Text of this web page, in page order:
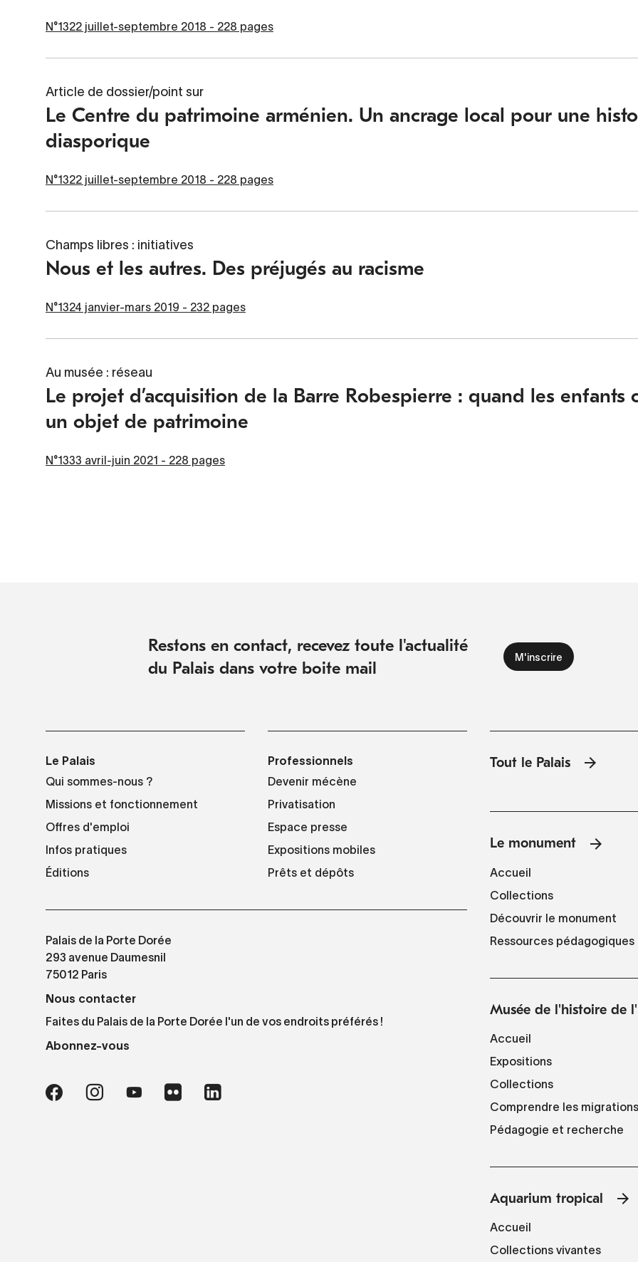
N°1322 juillet-septembre 2018 - 228 pages
Article de dossier/point sur
Le Centre du patrimoine arménien. Un ancrage local pour une
diasporique
N°1322 juillet-septembre 2018 - 228 pages
Champs libres : initiatives
Nous et les autres. Des préjugés au racisme
N°1324 janvier-mars 2019 - 232 pages
Au musée : réseau
Le projet d’acquisition de la Barre Robespierre : quand les enfants
un objet de patrimoine
N°1333 avril-juin 2021 - 228 pages
Restons en contact, recevez toute l'actualité
du Palais dans votre boite mail
Le Palais
Qui sommes-nous ?
Missions et fonctionnement
Offres d'emploi
Infos pratiques
Éditions
Professionnels
Devenir mécène
Privatisation
Espace presse
Expositions mobiles
Prêts et dépôts
Palais de la Porte Dorée
293 avenue Daumesnil
75012 Paris
Nous contacter
Faites du Palais de la Porte Dorée l'un de vos endroits préférés !
Abonnez-vous
Tout le Palais
Le monument
Accueil
Collections
Découvrir le monument
Ressources pédagogiques
Musée de l'histoire de
Accueil
Expositions
Collections
Comprendre les migrations
Pédagogie et recherche
Aquarium tropical
Accueil
Collections vivantes